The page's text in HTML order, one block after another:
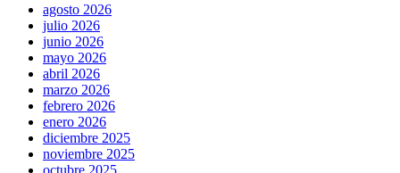
agosto 2026
julio 2026
junio 2026
mayo 2026
abril 2026
marzo 2026
febrero 2026
enero 2026
diciembre 2025
noviembre 2025
octubre 2025